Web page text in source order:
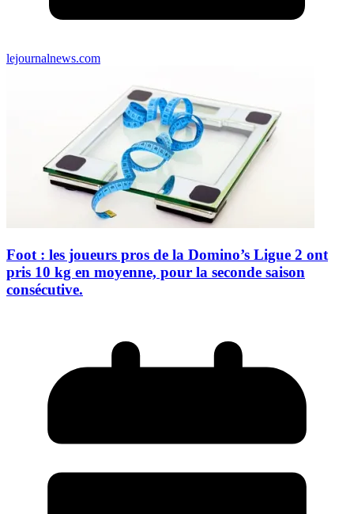
lejournalnews.com
Foot : les joueurs pros de la Domino’s Ligue 2 ont
pris 10 kg en moyenne, pour la seconde saison
consécutive.